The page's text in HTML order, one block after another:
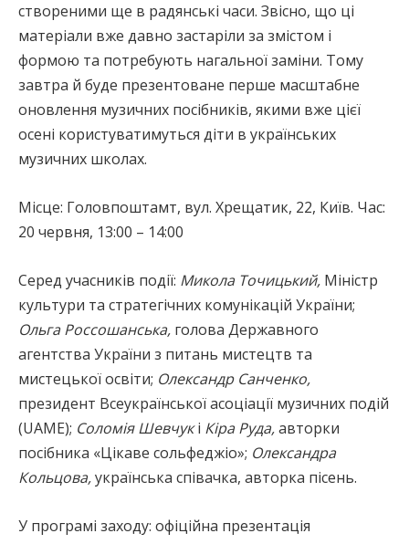
створеними ще в радянські часи. Звісно, що ці
матеріали вже давно застаріли за змістом і
формою та потребують нагальної заміни. Тому
завтра й буде презентоване перше масштабне
оновлення музичних посібників, якими вже цієї
осені користуватимуться діти в українських
музичних школах.
Місце: Головпоштамт, вул. Хрещатик, 22, Київ. Час:
20 червня, 13:00 – 14:00
Серед учасників події: Микола Точицький, Міністр
культури та стратегічних комунікацій України;
Ольга Россошанська, голова Державного
агентства України з питань мистецтв та
мистецької освіти; Олександр Санченко,
президент Всеукраїнської асоціації музичних подій
(UAME); Соломія Шевчукі Кіра Руда,авторки
посібника «Цікаве сольфеджіо»; Олександра
Кольцова,українська співачка, авторка пісень.
У програмі заходу: офіційна презентація